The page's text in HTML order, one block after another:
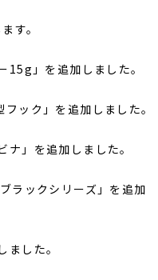
す。
」を追加しました。
ック」を追加しました。
」を追加しました。
ラックシリーズ」を追加
した。